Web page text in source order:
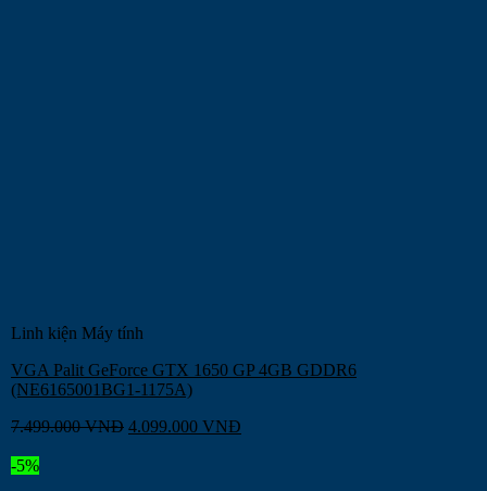
Linh kiện Máy tính
VGA Palit GeForce GTX 1650 GP 4GB GDDR6
(NE6165001BG1-1175A)
7.499.000VNĐ 4.099.000 VNĐ
-5%